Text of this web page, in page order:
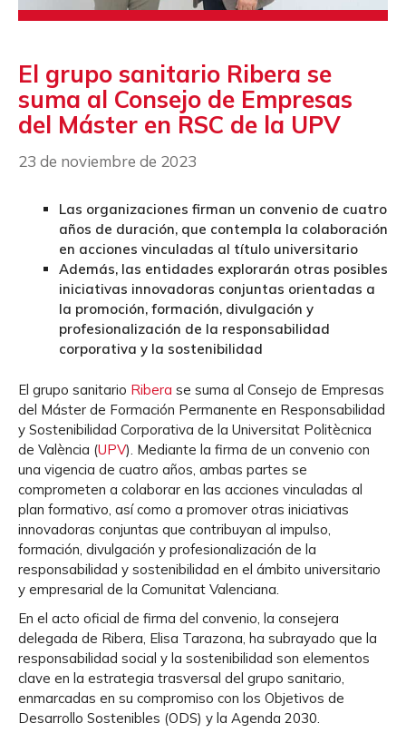
El grupo sanitario Ribera se
suma al Consejo de Empresas
del Máster en RSC de la UPV
23 de noviembre de 2023
Las organizaciones firman un convenio de cuatro
años de duración, que contempla la colaboración
en acciones vinculadas al título universitario
Además, las entidades explorarán otras posibles
iniciativas innovadoras conjuntas orientadas a
la promoción, formación, divulgación y
profesionalización de la responsabilidad
corporativa y la sostenibilidad
El grupo sanitario Ribera se suma al Consejo de Empresas
del Máster de Formación Permanente en Responsabilidad
y Sostenibilidad Corporativa de la Universitat Politècnica
de València (UPV). Mediante la firma de un convenio con
una vigencia de cuatro años, ambas partes se
comprometen a colaborar en las acciones vinculadas al
plan formativo, así como a promover otras iniciativas
innovadoras conjuntas que contribuyan al impulso,
formación, divulgación y profesionalización de la
responsabilidad y sostenibilidad en el ámbito universitario
y empresarial de la Comunitat Valenciana.
En el acto oficial de firma del convenio, la consejera
delegada de Ribera, Elisa Tarazona, ha subrayado que la
responsabilidad social y la sostenibilidad son elementos
clave en la estrategia trasversal del grupo sanitario,
enmarcadas en su compromiso con los Objetivos de
Desarrollo Sostenibles (ODS) y la Agenda 2030.